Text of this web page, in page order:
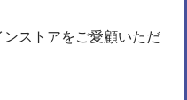
ストアをご愛顧いただ